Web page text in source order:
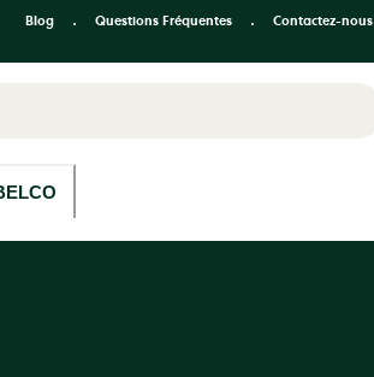
Blog Questions Fréquentes Contactez-nous